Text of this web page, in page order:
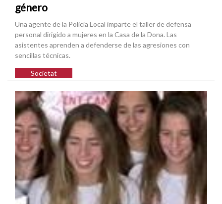
género
Una agente de la Policía Local imparte el taller de defensa
personal dirigido a mujeres en la Casa de la Dona. Las
asistentes aprenden a defenderse de las agresiones con
sencillas técnicas.
Societat